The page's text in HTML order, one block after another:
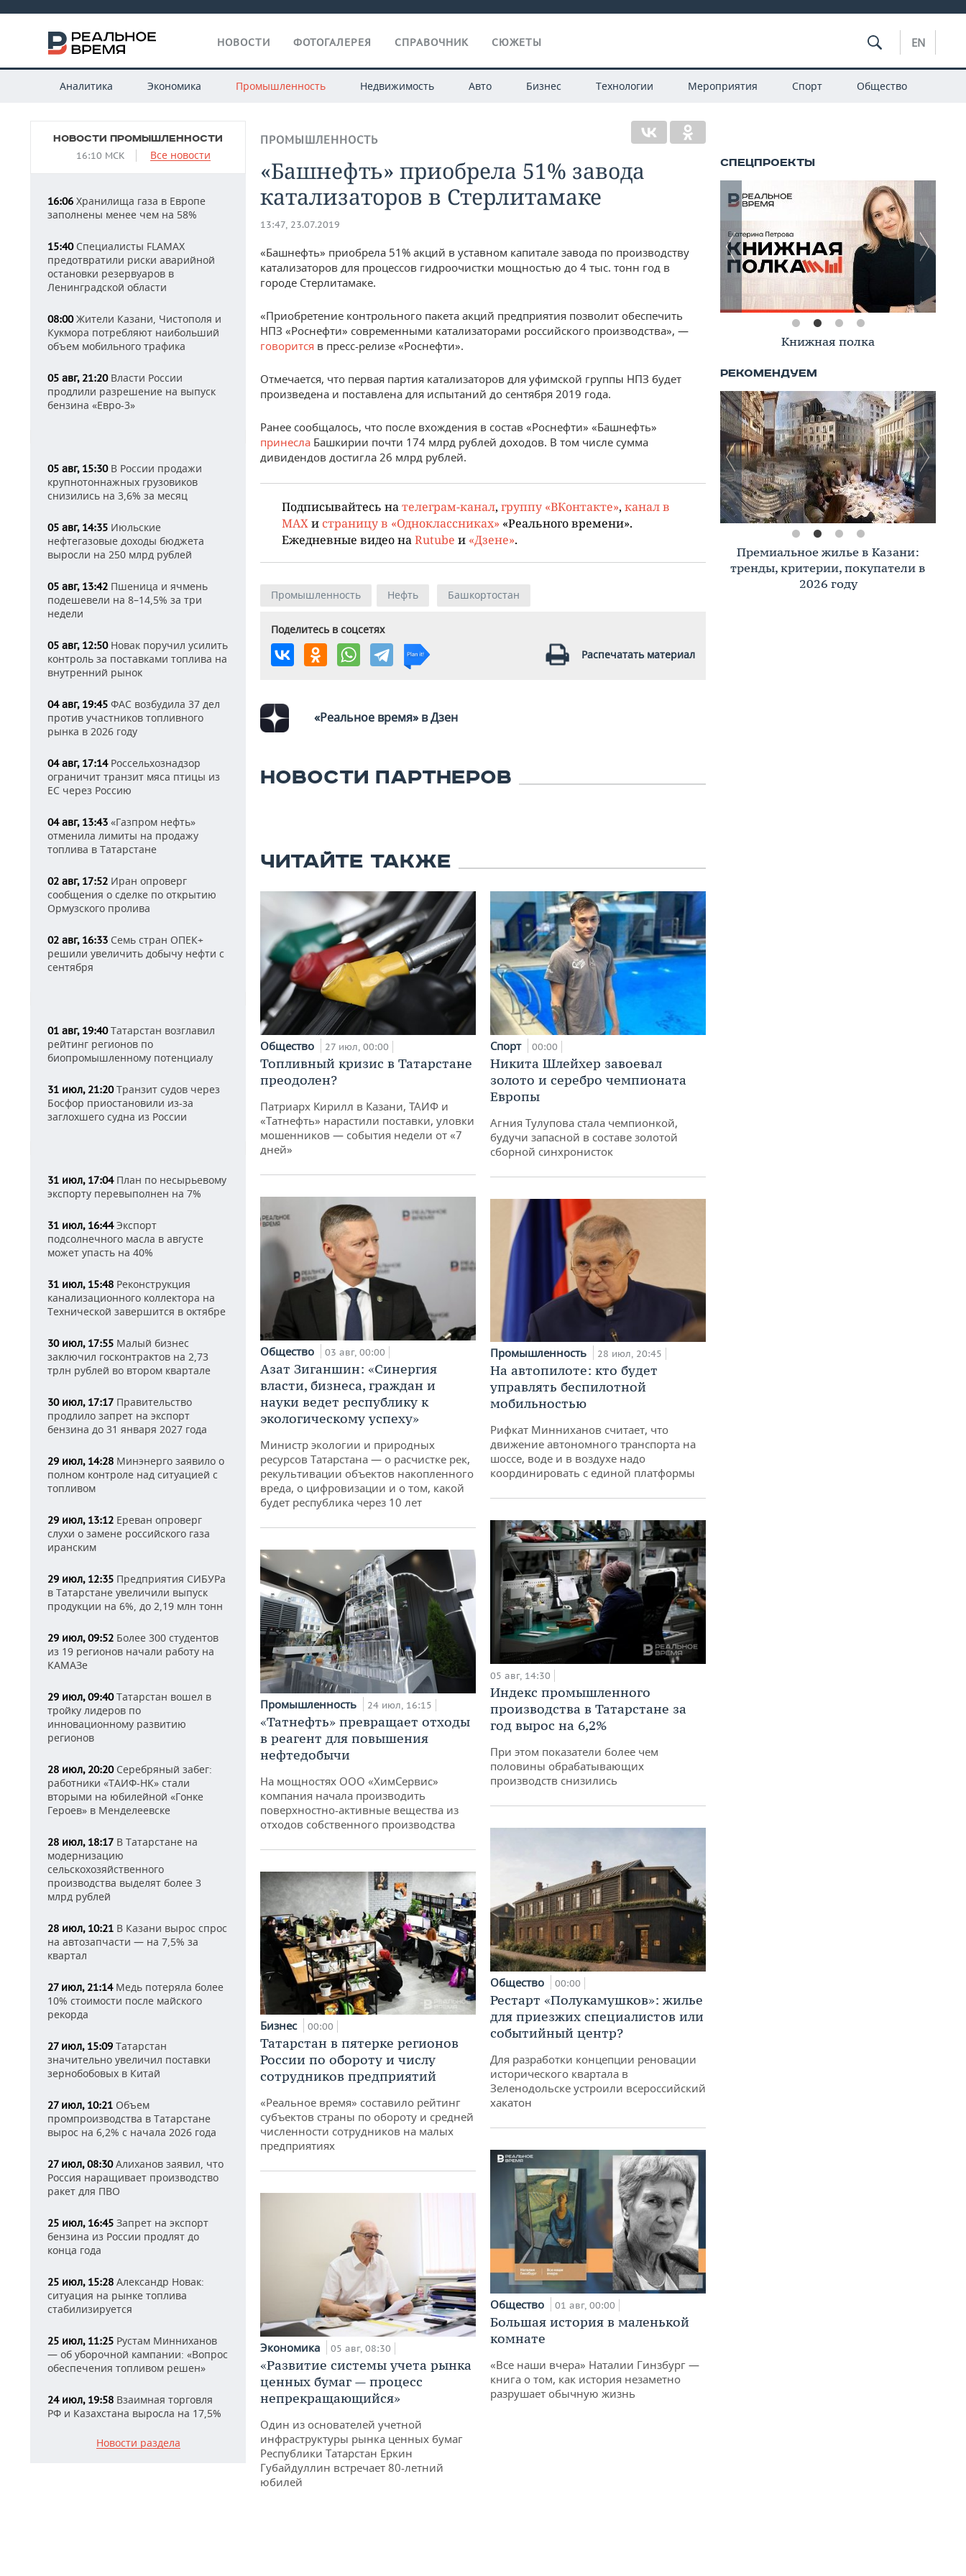
НОВОСТИ ФОТОГАЛЕРЕЯ СПРАВОЧНИК СЮЖЕТЫ EN
Аналитика Экономика Промышленность Недвижимость Авто Бизнес Технологии Мероприятия Спорт Общество
НОВОСТИ ПРОМЫШЛЕННОСТИ
16:10 МСК Все новости
16:06 Хранилища газа в Европе
заполнены менее чем на 58%
15:40Специалисты FLAMAX
предотвратили риски аварийной
остановки резервуаров в
Ленинградской области
08:00Жители Казани, Чистополя и
Кукмора потребляют наибольший
объем мобильного трафика
05 авг, 21:20Власти России
продлили разрешение на выпуск
бензина «Евро-3»
05 авг, 15:30В России продажи
крупнотоннажных грузовиков
снизились на 3,6% за месяц
05 авг, 14:35 Июльские
нефтегазовые доходы бюджета
выросли на 250 млрд рублей
05 авг, 13:42 Пшеница и ячмень
подешевели на 8–14,5% за три
недели
05 авг, 12:50Новак поручил усилить
контроль за поставками топлива на
внутренний рынок
04 авг, 19:45 ФАС возбудила 37 дел
против участников топливного
рынка в 2026 году
04 авг, 17:14Россельхознадзор
ограничит транзит мяса птицы из
ЕС через Россию
04 авг, 13:43 «Газпром нефть»
отменила лимиты на продажу
топлива в Татарстане
02 авг, 17:52 Иран опроверг
сообщения о сделке по открытию
Ормузского пролива
02 авг, 16:33 Семь стран ОПЕК+
решили увеличить добычу нефти с
сентября
01 авг, 19:40Татарстан возглавил
рейтинг регионов по
биопромышленному потенциалу
31 июл, 21:20Транзит судов через
Босфор приостановили из-за
заглохшего судна из России
31 июл, 17:04План по несырьевому
экспорту перевыполнен на 7%
31 июл, 16:44Экспорт
подсолнечного масла в августе
может упасть на 40%
31 июл, 15:48 Реконструкция
канализационного коллектора на
Технической завершится в октябре
30 июл, 17:55 Малый бизнес
заключил госконтрактов на 2,73
трлн рублей во втором квартале
30 июл, 17:17 Правительство
продлило запрет на экспорт
бензина до 31 января 2027 года
29 июл, 14:28 Минэнерго заявило о
полном контроле над ситуацией с
топливом
29 июл, 13:12 Ереван опроверг
слухи о замене российского газа
иранским
29 июл, 12:35 Предприятия СИБУРа
в Татарстане увеличили выпуск
продукции на 6%, до 2,19 млн тонн
29 июл, 09:52 Более 300 студентов
из 19 регионов начали работу на
КАМАЗе
29 июл, 09:40Татарстан вошел в
тройку лидеров по
инновационному развитию
регионов
28 июл, 20:20Серебряный забег:
работники «ТАИФ-НК» стали
вторыми на юбилейной «Гонке
Героев» в Менделеевске
28 июл, 18:17 В Татарстане на
модернизацию
сельскохозяйственного
производства выделят более 3
млрд рублей
28 июл, 10:21 В Казани вырос спрос
на автозапчасти — на 7,5% за
квартал
27 июл, 21:14Медь потеряла более
10% стоимости после майского
рекорда
27 июл, 15:09 Татарстан
значительно увеличил поставки
зернобобовых в Китай
27 июл, 10:21 Объем
промпроизводства в Татарстане
вырос на 6,2% с начала 2026 года
27 июл, 08:30Алиханов заявил, что
Россия наращивает производство
ракет для ПВО
25 июл, 16:45 Запрет на экспорт
бензина из России продлят до
конца года
25 июл, 15:28 Александр Новак:
ситуация на рынке топлива
стабилизируется
25 июл, 11:25 Рустам Минниханов
— об уборочной кампании: «Вопрос
обеспечения топливом решен»
24 июл, 19:58 Взаимная торговля
РФ и Казахстана выросла на 17,5%
Новости раздела
ПРОМЫШЛЕННОСТЬ
«Башнефть» приобрела 51% завода
катализаторов в Стерлитамаке
13:47, 23.07.2019
«Башнефть» приобрела 51% акций в уставном капитале завода по производству
катализаторов для процессов гидроочистки мощностью до 4 тыс. тонн год в
городе Стерлитамаке.
«Приобретение контрольного пакета акций предприятия позволит обеспечить
НПЗ «Роснефти» современными катализаторами российского производства», —
говорится в пресс-релизе «Роснефти».
Отмечается, что первая партия катализаторов для уфимской группы НПЗ будет
произведена и поставлена для испытаний до сентября 2019 года.
Ранее сообщалось, что после вхождения в состав «Роснефти» «Башнефть»
принесла Башкирии почти 174 млрд рублей доходов. В том числе сумма
дивидендов достигла 26 млрд рублей.
Подписывайтесь на телеграм-канал, группу «ВКонтакте», канал в
MAX и страницу в «Одноклассниках» «Реального времени».
Ежедневные видео на Rutube и «Дзене».
Промышленность Нефть Башкортостан
Поделитесь в соцсетях
Распечатать материал
«Реальное время» в Дзен
НОВОСТИ ПАРТНЕРОВ
ЧИТАЙТЕ ТАКЖЕ
Общество 27 июл, 00:00
Топливный кризис в Татарстане
преодолен?
Патриарх Кирилл в Казани, ТАИФ и
«Татнефть» нарастили поставки, уловки
мошенников — события недели от «7
дней»
Общество 03 авг, 00:00
Азат Зиганшин: «Синергия
власти, бизнеса, граждан и
науки ведет республику к
экологическому успеху»
Министр экологии и природных
ресурсов Татарстана — о расчистке рек,
рекультивации объектов накопленного
вреда, о цифровизации и о том, какой
будет республика через 10 лет
Промышленность 24 июл, 16:15
«Татнефть» превращает отходы
в реагент для повышения
нефтедобычи
На мощностях ООО «ХимСервис»
компания начала производить
поверхностно-активные вещества из
отходов собственного производства
Бизнес 00:00
Татарстан в пятерке регионов
России по обороту и числу
сотрудников предприятий
«Реальное время» составило рейтинг
субъектов страны по обороту и средней
численности сотрудников на малых
предприятиях
Экономика 05 авг, 08:30
«Развитие системы учета рынка
ценных бумаг — процесс
непрекращающийся»
Один из основателей учетной
инфраструктуры рынка ценных бумаг
Республики Татарстан Еркин
Губайдуллин встречает 80-летний
юбилей
Спорт 00:00
Никита Шлейхер завоевал
золото и серебро чемпионата
Европы
Агния Тулупова стала чемпионкой,
будучи запасной в составе золотой
сборной синхронисток
Промышленность 28 июл, 20:45
На автопилоте: кто будет
управлять беспилотной
мобильностью
Рифкат Минниханов считает, что
движение автономного транспорта на
шоссе, воде и в воздухе надо
координировать с единой платформы
05 авг, 14:30
Индекс промышленного
производства в Татарстане за
год вырос на 6,2%
При этом показатели более чем
половины обрабатывающих
производств снизились
Общество 00:00
Рестарт «Полукамушков»: жилье
для приезжих специалистов или
событийный центр?
Для разработки концепции реновации
исторического квартала в
Зеленодольске устроили всероссийский
хакатон
Общество 01 авг, 00:00
Большая история в маленькой
комнате
«Все наши вчера» Наталии Гинзбург —
книга о том, как история незаметно
разрушает обычную жизнь
Книжная полка
Премиальное жилье в Казани:
тренды, критерии, покупатели в
2026 году